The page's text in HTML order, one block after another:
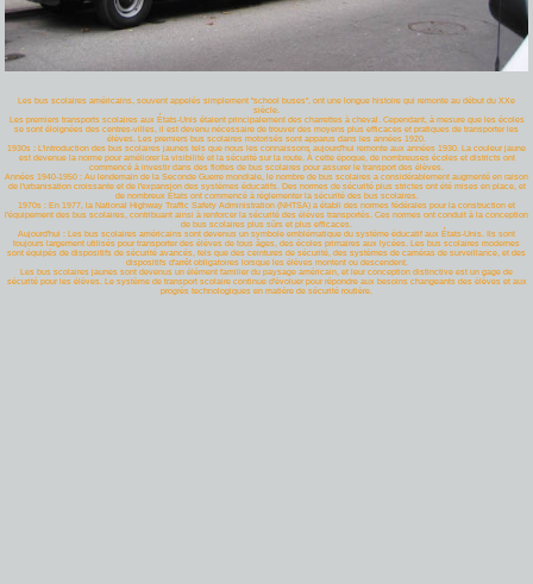
Les bus scolaires américains, souvent appelés simplement "school buses", ont une longue histoire qui remonte au début du XXe
siècle.
Les premiers transports scolaires aux États-Unis étaient principalement des charrettes à cheval. Cependant, à mesure que les écoles
se sont éloignées des centres-villes, il est devenu nécessaire de trouver des moyens plus efficaces et pratiques de transporter les
élèves. Les premiers bus scolaires motorisés sont apparus dans les années 1920.
1930s : L'introduction des bus scolaires jaunes tels que nous les connaissons aujourd'hui remonte aux années 1930. La couleur jaune
est devenue la norme pour améliorer la visibilité et la sécurité sur la route. À cette époque, de nombreuses écoles et districts ont
commencé à investir dans des flottes de bus scolaires pour assurer le transport des élèves.
Années 1940-1950 : Au lendemain de la Seconde Guerre mondiale, le nombre de bus scolaires a considérablement augmenté en raison
de l'urbanisation croissante et de l'expansion des systèmes éducatifs. Des normes de sécurité plus strictes ont été mises en place, et
de nombreux États ont commencé à réglementer la sécurité des bus scolaires.
1970s : En 1977, la National Highway Traffic Safety Administration (NHTSA) a établi des normes fédérales pour la construction et
l'équipement des bus scolaires, contribuant ainsi à renforcer la sécurité des élèves transportés. Ces normes ont conduit à la conception
de bus scolaires plus sûrs et plus efficaces.
Aujourd'hui : Les bus scolaires américains sont devenus un symbole emblématique du système éducatif aux États-Unis. Ils sont
toujours largement utilisés pour transporter des élèves de tous âges, des écoles primaires aux lycées. Les bus scolaires modernes
sont équipés de dispositifs de sécurité avancés, tels que des ceintures de sécurité, des systèmes de caméras de surveillance, et des
dispositifs d'arrêt obligatoires lorsque les élèves montent ou descendent.
Les bus scolaires jaunes sont devenus un élément familier du paysage américain, et leur conception distinctive est un gage de
sécurité pour les élèves. Le système de transport scolaire continue d'évoluer pour répondre aux besoins changeants des élèves et aux
progrès technologiques en matière de sécurité routière.